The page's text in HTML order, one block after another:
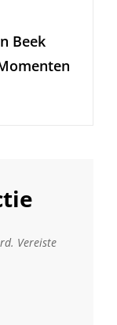
Beek
Vereiste